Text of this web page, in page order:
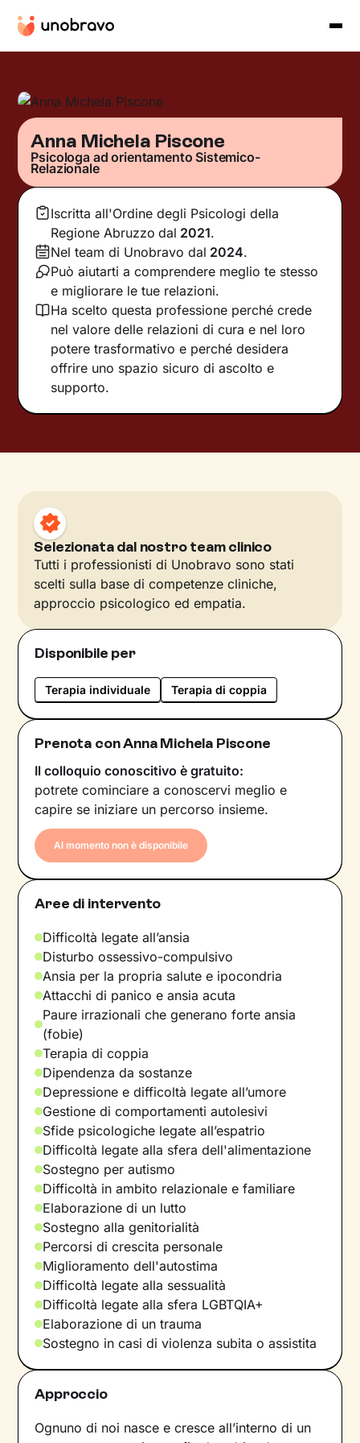
Anna Michela Piscone
Psicologa ad orientamento Sistemico-
Relazionale
Iscritta all'Ordine degli Psicologi della
Regione Abruzzo dal 2021.
Nel team di Unobravo dal 2024.
Può aiutarti a comprendere meglio te stesso
e migliorare le tue relazioni.
Ha scelto questa professione perché crede
nel valore delle relazioni di cura e nel loro
potere trasformativo e perché desidera
offrire uno spazio sicuro di ascolto e
supporto.
Selezionata dal nostro team clinico
Tutti i professionisti di Unobravo sono stati
scelti sulla base di competenze cliniche,
approccio psicologico ed empatia.
Disponibile per
Terapia individuale Terapia di coppia
Prenota con Anna Michela Piscone
Il colloquio conoscitivo è gratuito:
potrete cominciare a conoscervi meglio e
capire se iniziare un percorso insieme.
Al momento non è disponibile
Aree di intervento
Difficoltà legate all’ansia
Disturbo ossessivo-compulsivo
Ansia per la propria salute e ipocondria
Attacchi di panico e ansia acuta
Paure irrazionali che generano forte ansia
(fobie)
Terapia di coppia
Dipendenza da sostanze
Depressione e difficoltà legate all’umore
Gestione di comportamenti autolesivi
Sfide psicologiche legate all’espatrio
Difficoltà legate alla sfera dell'alimentazione
Sostegno per autismo
Difficoltà in ambito relazionale e familiare
Elaborazione di un lutto
Sostegno alla genitorialità
Percorsi di crescita personale
Miglioramento dell'autostima
Difficoltà legate alla sessualità
Difficoltà legate alla sfera LGBTQIA+
Elaborazione di un trauma
Sostegno in casi di violenza subita o assistita
Approccio
Ognuno di noi nasce e cresce all’interno di un